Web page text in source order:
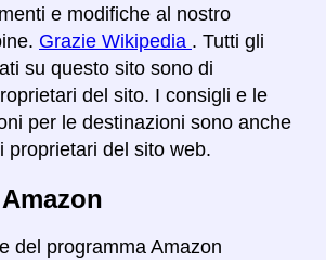
e modifiche al nostro
Grazie Wikipedia . Tutti gli
su questo sito sono di
del sito. I consigli e le
per le destinazioni sono anche
proprietari del sito web.
del programma Amazon